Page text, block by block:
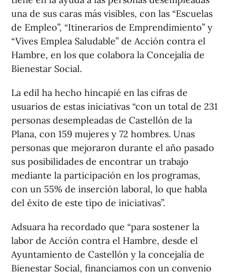
una de sus caras más visibles, con las “Escuelas
de Empleo”, “Itinerarios de Emprendimiento” y
“Vives Emplea Saludable” de Acción contra el
Hambre, en los que colabora la Concejalía de
Bienestar Social.
La edil ha hecho hincapié en las cifras de
usuarios de estas iniciativas “con un total de 231
personas desempleadas de Castellón de la
Plana, con 159 mujeres y 72 hombres. Unas
personas que mejoraron durante el año pasado
sus posibilidades de encontrar un trabajo
mediante la participación en los programas,
con un 55% de inserción laboral, lo que habla
del éxito de este tipo de iniciativas”.
Adsuara ha recordado que “para sostener la
labor de Acción contra el Hambre, desde el
Ayuntamiento de Castellón y la concejalía de
Bienestar Social, financiamos con un convenio